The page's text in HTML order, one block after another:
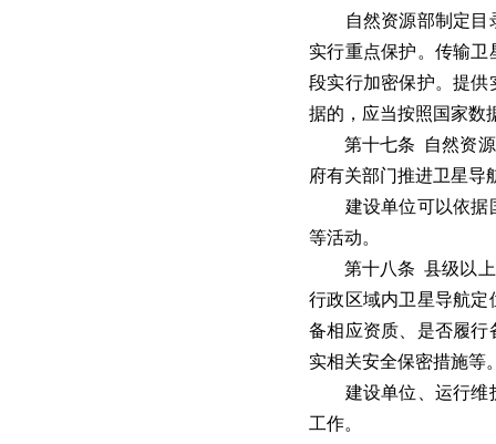
自然资源部制定目录
实行重点保护。传输
段实行加密保护。提供
据的，应当按照国家数
第十七条 自然资源
府有关部门推进卫星导
建设单位可以依据国
等活动。
第十八条 县级以上
行政区域内卫星导航定
备相应资质、是否履行
实相关安全保密措施等
建设单位、运行维护
工作。